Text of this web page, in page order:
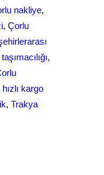
nakliye
, Çorlu
hızlı kargo
, Trakya